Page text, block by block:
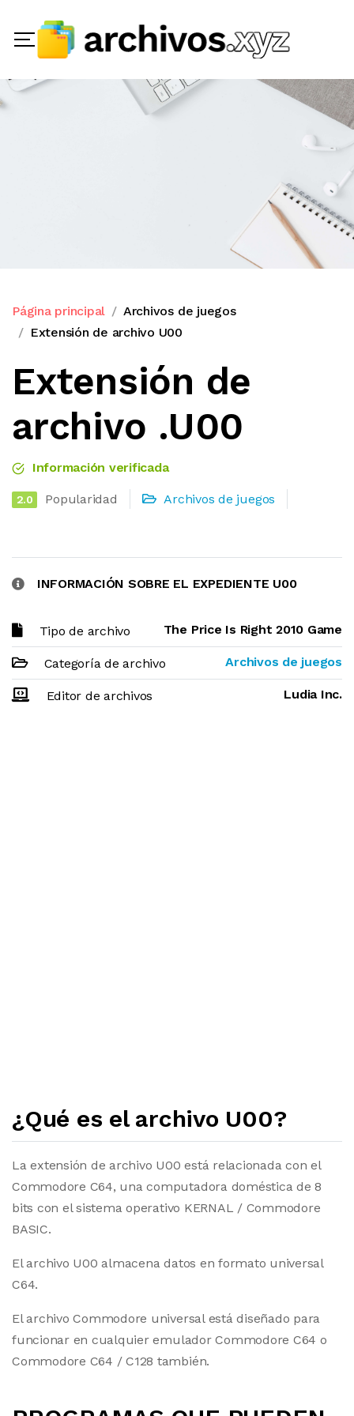
Página principal
Archivos de juegos
Extensión de archivo U00
Extensión de
archivo .U00
Información verificada
2.0 Popularidad Archivos de juegos
INFORMACIÓN SOBRE EL EXPEDIENTE U00
Tipo de archivo The Price Is Right 2010 Game
Categoría de archivo Archivos de juegos
Editor de archivos Ludia Inc.
¿Qué es el archivo U00?
La extensión de archivo U00 está relacionada con el
Commodore C64, una computadora doméstica de 8
bits con el sistema operativo KERNAL / Commodore
BASIC.
El archivo U00 almacena datos en formato universal
C64.
El archivo Commodore universal está diseñado para
funcionar en cualquier emulador Commodore C64 o
Commodore C64 / C128 también.